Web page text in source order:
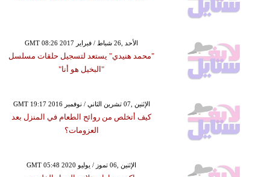
GMT 08:26 2017 الأحد ,26 شباط / فبراير
"محمد هنيدي" يستعد لتسجيل حلقات مسلسل
"البخيل هو أنا"
GMT 19:17 2016 الإثنين ,07 تشرين الثاني / نوفمبر
كيف أتخلص من روائح الطعام في المنزل بعد
العزومات؟
GMT 05:48 2020 الإثنين ,06 تموز / يوليو